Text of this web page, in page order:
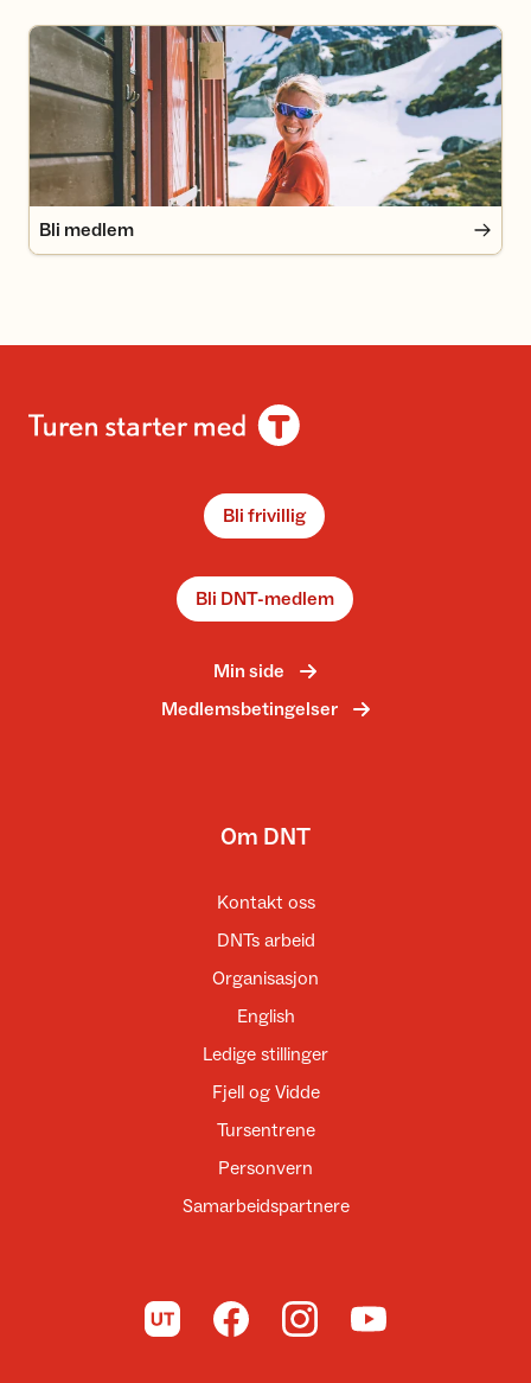
Bli medlem
Bli medlem
Bli frivillig
Bli DNT-medlem
Min side
Medlemsbetingelser
Om DNT
Kontakt oss
DNTs arbeid
Organisasjon
English
Ledige stillinger
Fjell og Vidde
Tursentrene
Personvern
Samarbeidspartnere
Til UT.no Til DNT på Facebook
Til DNT på Instagram
Til DNT på YouTube